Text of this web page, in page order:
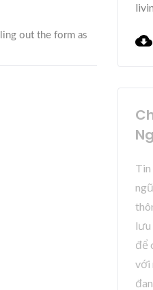
lưu
để
với